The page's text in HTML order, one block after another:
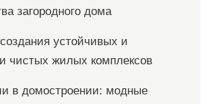
загородного дома
устойчивых и
чистых жилых комплексов
в домостроении: модные